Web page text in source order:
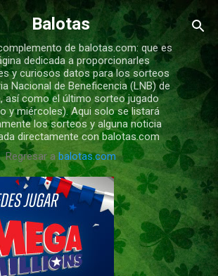
Ir al contenido principal
Balotas
de balotas.com: que es
dedicada a proporcionarles
y curiosos datos para los sorteos
Nacional de Beneficencia (LNB) de
así como el último sorteo jugado
y miércoles). Aqui solo se listará
los sorteos y alguna noticia
directamente con balotas.com
Regresar a balotas.com